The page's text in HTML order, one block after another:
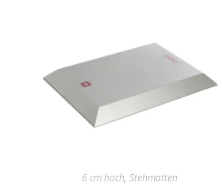
6 cm hoch,Stehmatten